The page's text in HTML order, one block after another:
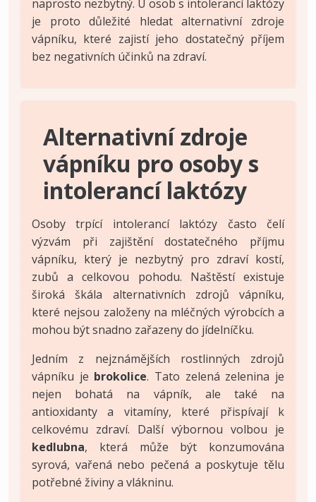
naprosto nezbytný. U osob s intolerancí laktózy
je proto důležité hledat alternativní zdroje
vápníku, které zajistí jeho dostatečný příjem
bez negativních účinků na zdraví.
Alternativní zdroje
vápníku pro osoby s
intolerancí laktózy
Osoby trpící intolerancí laktózy často čelí
výzvám při zajištění dostatečného příjmu
vápníku, který je nezbytný pro zdraví kostí,
zubů a celkovou pohodu. Naštěstí existuje
široká škála alternativních zdrojů vápníku,
které nejsou založeny na mléčných výrobcích a
mohou být snadno zařazeny do jídelníčku.
Jedním z nejznámějších rostlinných zdrojů
vápníku je brokolice. Tato zelená zelenina je
nejen bohatá na vápník, ale také na
antioxidanty a vitamíny, které přispívají k
celkovému zdraví. Další výbornou volbou je
kedlubna, která může být konzumována
syrová, vařená nebo pečená a poskytuje tělu
potřebné živiny a vlákninu.